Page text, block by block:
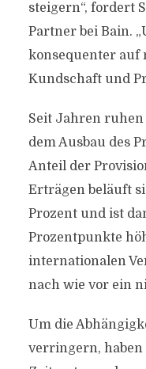
steigern“, fordert
Partner bei Bain.
konsequenter auf
Kundschaft und
Seit Jahren
dem Ausbau des
Anteil der
Erträgen beläuft
Prozent und ist
Prozentpunkte
internationalen
nach wie vor ein
Um die
verringern,